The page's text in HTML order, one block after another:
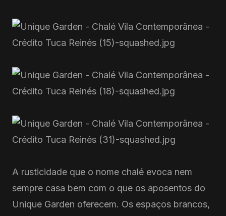
A rusticidade que o nome chalé evoca nem
sempre casa bem com o que os aposentos do
Unique Garden oferecem. Os espaços brancos,